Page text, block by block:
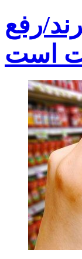
میلیون نفرند/رفع
است